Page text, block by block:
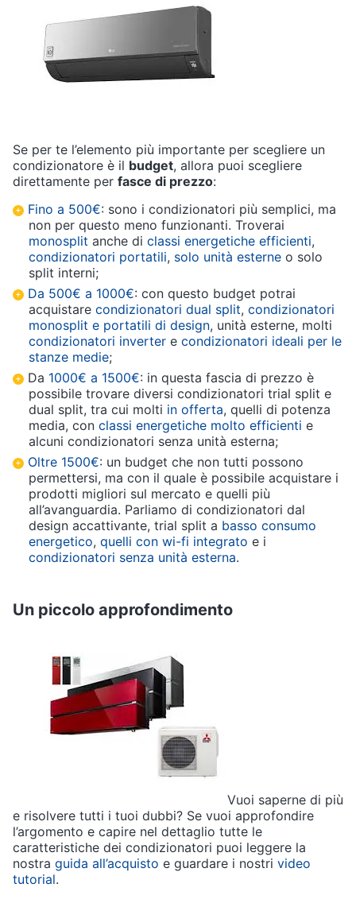
Se per te l’elemento più importante per scegliere un
condizionatore è il budget, allora puoi scegliere
direttamente per fasce di prezzo:
Fino a 500€: sono i condizionatori più semplici, ma
non per questo meno funzionanti. Troverai
monosplit anche di classi energetiche efficienti,
condizionatori portatili, solo unità esterne o solo
split interni;
Da 500€ a 1000€: con questo budget potrai
acquistare condizionatori dual split, condizionatori
monosplit e portatili di design, unità esterne, molti
condizionatori inverter e condizionatori ideali per le
stanze medie;
Da 1000€ a 1500€: in questa fascia di prezzo è
possibile trovare diversi condizionatori trial split e
dual split, tra cui molti in offerta, quelli di potenza
media, con classi energetiche molto efficienti e
alcuni condizionatori senza unità esterna;
Oltre 1500€: un budget che non tutti possono
permettersi, ma con il quale è possibile acquistare i
prodotti migliori sul mercato e quelli più
all’avanguardia. Parliamo di condizionatori dal
design accattivante, trial split a basso consumo
energetico, quelli con wi-fi integrato e i
condizionatori senza unità esterna.
Un piccolo approfondimento
Vuoi saperne di più
e risolvere tutti i tuoi dubbi? Se vuoi approfondire
l’argomento e capire nel dettaglio tutte le
caratteristiche dei condizionatori puoi leggere la
nostra guida all’acquisto e guardare i nostri video
tutorial.